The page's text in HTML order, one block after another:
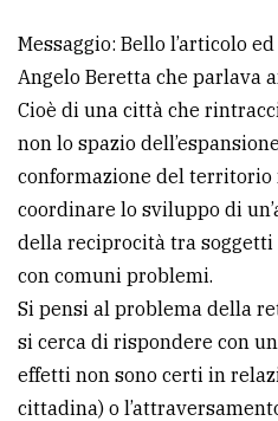
CERCA
Cerca
per
comune
LE
ALTRE
TESTATE
Messaggio: Bello l’articolo
Angelo Beretta che parlava
Cioè di una città che
non lo spazio
conformazione del territorio
coordinare lo sviluppo di
della reciprocità tra
con comuni problemi.
Si pensi al problema della
si cerca di rispondere con
effetti non sono certi in
cittadina) o